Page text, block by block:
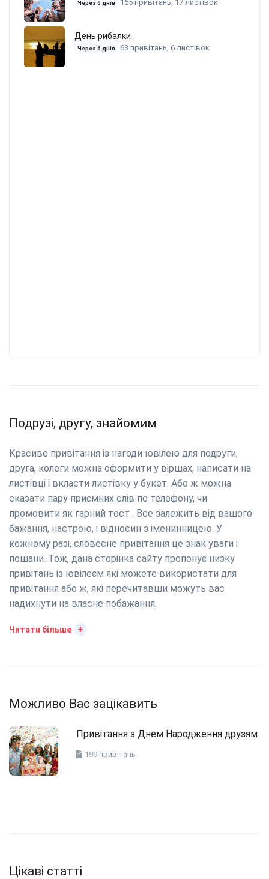
Через 6 днів 165 привітань, 17 листівок
День рибалки
Через 6 днів 63 привітань, 6 листівок
Подрузі, другу, знайомим
Красиве привітання із нагоди ювілею для подруги,
друга, колеги можна оформити у віршах, написати на
листівці і вкласти листівку у букет. Або ж можна
сказати пару приємних слів по телефону, чи
промовити як гарний тост . Все залежить від вашого
бажання, настрою, і відносин з іменинницею. У
кожному разі, словесне привітання це знак уваги і
пошани. Тож, дана сторінка сайту пропонує низку
привітань із ювілеєм які можете використати для
привітання або ж, які перечитавши можуть вас
надихнути на власне побажання.
Читати більше +
Можливо Вас зацікавить
Привітання з Днем Народження друзям
199 привітань
Цікаві статті